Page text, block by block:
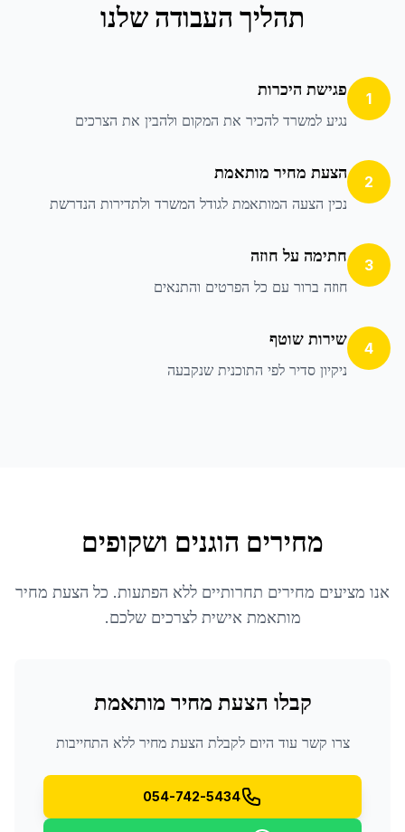
תהליך העבודה שלנו
1 פגישת היכרות
נגיע למשרד להכיר את המקום ולהבין את הצרכים
2 הצעת מחיר מותאמת
נכין הצעה המותאמת לגודל המשרד ולתדירות הנדרשת
3 חתימה על חוזה
חוזה ברור עם כל הפרטים והתנאים
4 שירות שוטף
ניקיון סדיר לפי התוכנית שנקבעה
מחירים הוגנים ושקופים
אנו מציעים מחירים תחרותיים ללא הפתעות. כל הצעת מחיר
מותאמת אישית לצרכים שלכם.
קבלו הצעת מחיר מותאמת
צרו קשר עוד היום לקבלת הצעת מחיר ללא התחייבות
054-742-5434